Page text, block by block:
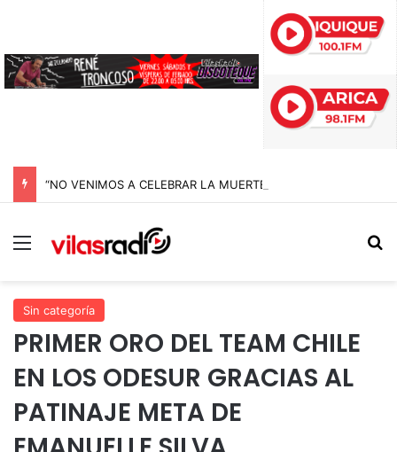
Menú
Sin categoría
PRIMER ORO DEL TEAM CHILE
EN LOS ODESUR GRACIAS AL
PATINAJE META DE